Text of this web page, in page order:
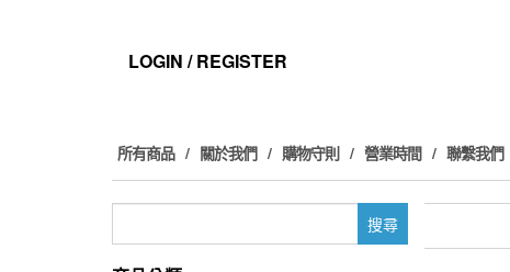
LOGIN / REGISTER
所有商品 關於我們 購物守則 營業時間 聯繫我們